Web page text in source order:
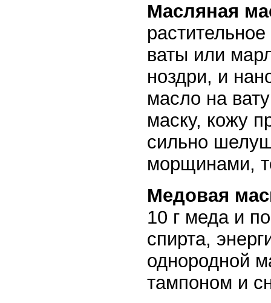
Масляная
ваты или
ноздри, и
масло на
маску, кожу
сильно
морщинами,
Медовая
10 г меда и
спирта,
однородной
тампоном и